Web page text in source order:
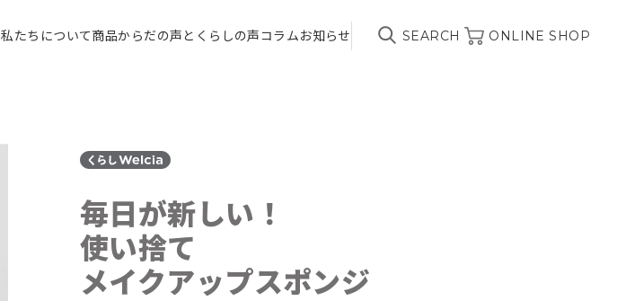
私たちについて商品からだの声とくらしの声コラムお知らせ SEARCH ONLINE SHOP
毎日が新しい！
使い捨て
メイクアップスポンジ